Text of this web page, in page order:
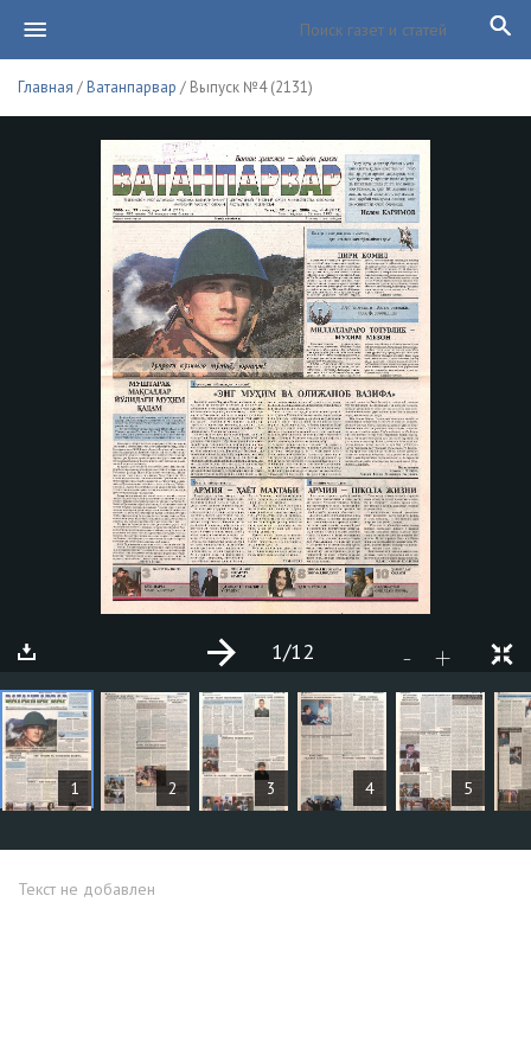
Главная /Ватанпарвар / Выпуск №4 (2131)
1 2 3 4 5
- +
1/12
СТАТЬИ
Текст не добавлен